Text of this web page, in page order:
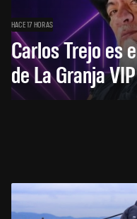
HACE 17 HORAS
Carlos Trejo es
de La Granja